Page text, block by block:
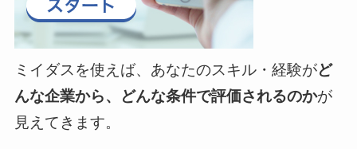
ミイダスを使えば、あなたのスキル・経験がど
んな企業から、どんな条件で評価されるのかが
見えてきます。